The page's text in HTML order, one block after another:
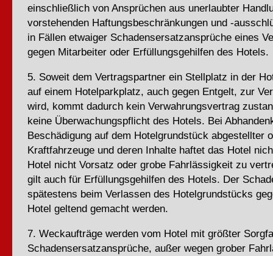
einschließlich von Ansprüchen aus unerlaubter
vorstehenden Haftungsbeschränkungen und -
in Fällen etwaiger Schadensersatzansprüche eines
gegen Mitarbeiter oder Erfüllungsgehilfen des Hotels.
5. Soweit dem Vertragspartner ein Stellplatz in der
auf einem Hotelparkplatz, auch gegen Entgelt, zur
wird, kommt dadurch kein Verwahrungsvertrag
keine Überwachungspflicht des Hotels. Bei
Beschädigung auf dem Hotelgrundstück abgestellter
Kraftfahrzeuge und deren Inhalte haftet das Hotel
Hotel nicht Vorsatz oder grobe Fahrlässigkeit zu
gilt auch für Erfüllungsgehilfen des Hotels. Der
spätestens beim Verlassen des Hotelgrundstücks
Hotel geltend gemacht werden.
7. Weckaufträge werden vom Hotel mit größter
Schadensersatzansprüche, außer wegen grober